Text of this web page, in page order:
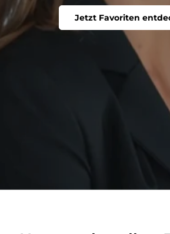
Jetzt Favoriten